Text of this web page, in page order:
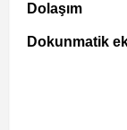
Dolaşım
Dokunmatik